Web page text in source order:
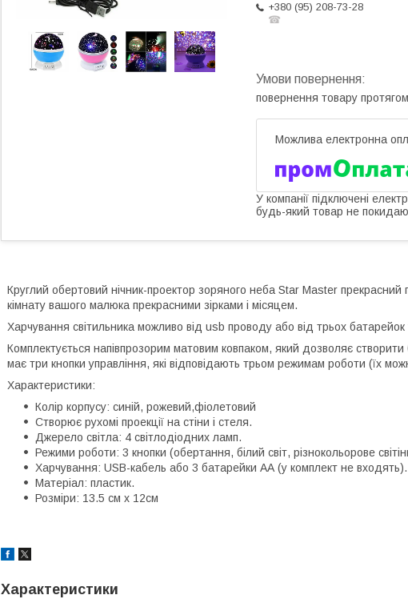
+380 (95) 208-73-28
☎
повернення товару
У компанії підключені
будь-який товар не
Круглий обертовий нічник-проектор зоряного неба Star Master
кімнату вашого малюка прекрасними зірками і місяцем.
Харчування світильника можливо від usb проводу або від трьох
Комплектується напівпрозорим матовим ковпаком, який дозволяє
має три кнопки управління, які відповідають трьом режимам роботи (їх
Характеристики:
Колір корпусу: синій, рожевий,фіолетовий
Створює рухомі проекції на стіни і стеля.
Джерело світла: 4 світлодіодних ламп.
Режими роботи: 3 кнопки (обертання, білий світ, різнокольорове
Харчування: USB-кабель або 3 батарейки АА (у комплект не входять).
Матеріал: пластик.
Розміри: 13.5 см x 12см
Характеристики